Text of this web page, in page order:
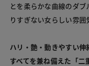
とを柔らかな曲線のダ
りすぎない女らしい雰囲
ハリ・艶・動きやすい伸
すべてを兼ね備えた「二